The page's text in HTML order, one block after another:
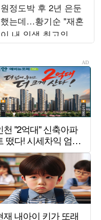
원정도박 후 2년 은둔
했는데…황기순 "재혼
이 내 인생 최고의 보
상" ('데이앤나잇')